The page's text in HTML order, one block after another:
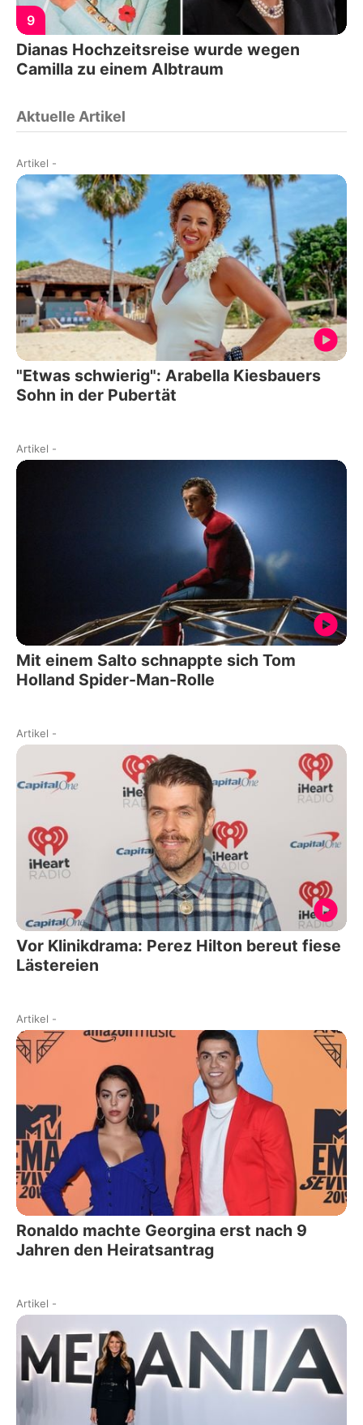
9
Dianas Hochzeitsreise wurde wegen
Camilla zu einem Albtraum
Aktuelle Artikel
Artikel -
"Etwas schwierig": Arabella Kiesbauers
Sohn in der Pubertät
Artikel -
Mit einem Salto schnappte sich Tom
Holland Spider-Man-Rolle
Artikel -
Vor Klinikdrama: Perez Hilton bereut fiese
Lästereien
Artikel -
Ronaldo machte Georgina erst nach 9
Jahren den Heiratsantrag
Artikel -